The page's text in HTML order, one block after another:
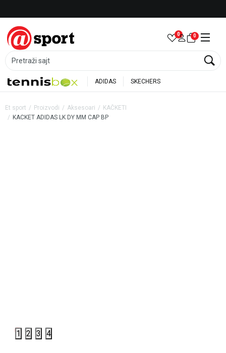
Pretraži sajt
0 0
ADIDAS SKECHERS
Et sport Proizvodi Aksesoari
KAČKETI
KACKET ADIDAS LK DY MM CAP BP
1 2 3 4